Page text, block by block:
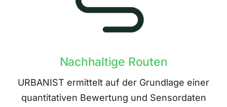
Nachhaltige Routen
URBANIST ermittelt auf der Grundlage einer
quantitativen Bewertung und Sensordaten